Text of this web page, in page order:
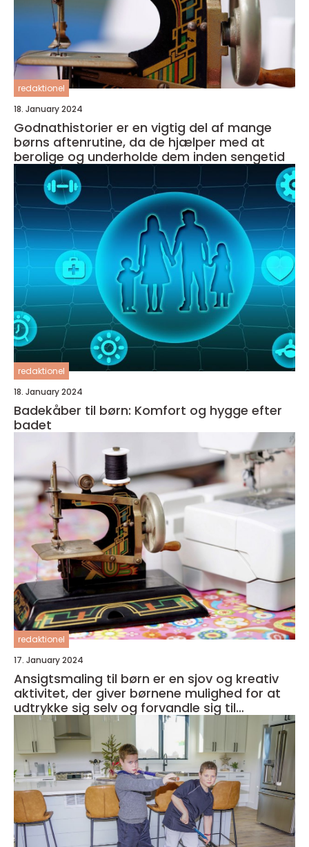
redaktionel
18. January 2024
Godnathistorier er en vigtig del af mange
børns aftenrutine, da de hjælper med at
berolige og underholde dem inden sengetid
redaktionel
18. January 2024
Badekåber til børn: Komfort og hygge efter
badet
redaktionel
17. January 2024
Ansigtsmaling til børn er en sjov og kreativ
aktivitet, der giver børnene mulighed for at
udtrykke sig selv og forvandle sig til
fantasifulde væsner